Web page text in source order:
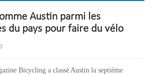
Austin parmi les
du pays pour faire du vélo
Bicycling a classé Austin la septième